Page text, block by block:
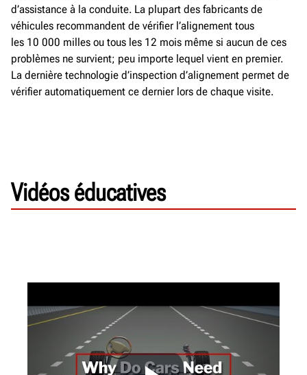
d’assistance à la conduite. La plupart des fabricants de
véhicules recommandent de vérifier l’alignement tous
les 10 000 milles ou tous les 12 mois même si aucun de ces
problèmes ne survient; peu importe lequel vient en premier.
La dernière technologie d’inspection d’alignement permet de
vérifier automatiquement ce dernier lors de chaque visite.
Vidéos éducatives